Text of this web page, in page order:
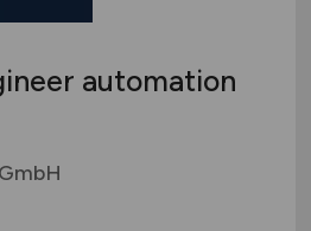
automation